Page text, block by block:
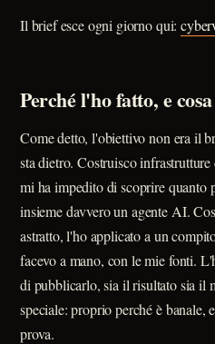
Il brief esce ogni giorno qui:
Perché l'ho fatto, e
Come detto, l'obiettivo non era il
sta dietro. Costruisco
mi ha impedito di scoprire quanto
insieme davvero un agente AI.
astratto, l'ho applicato a un
facevo a mano, con le mie fonti.
di pubblicarlo, sia il risultato sia il
speciale: proprio perché è banale,
prova.